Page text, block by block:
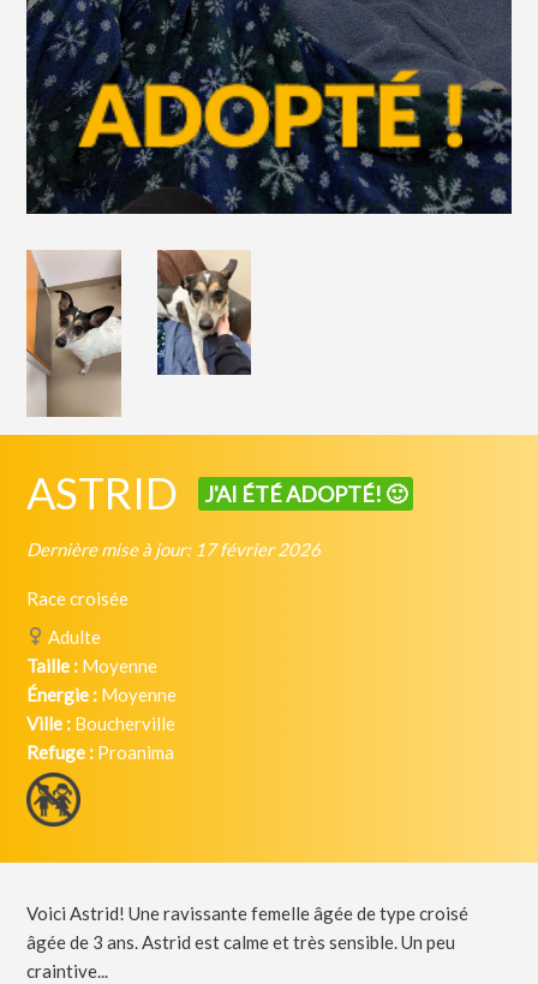
ASTRID J'AI ÉTÉ ADOPTÉ! 🙂
Dernière mise à jour: 17 février 2026
Race croisée
Adulte
Taille : Moyenne
Énergie : Moyenne
Ville : Boucherville
Refuge : Proanima
Voici Astrid! Une ravissante femelle âgée de type croisé
âgée de 3 ans. Astrid est calme et très sensible. Un peu
craintive...